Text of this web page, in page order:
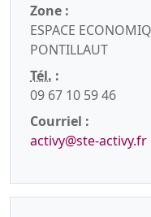
Zone :
ESPACE
PONTILLAUT
Tél. :
09 67 10 59 46
Courriel :
activy@ste-activy.fr